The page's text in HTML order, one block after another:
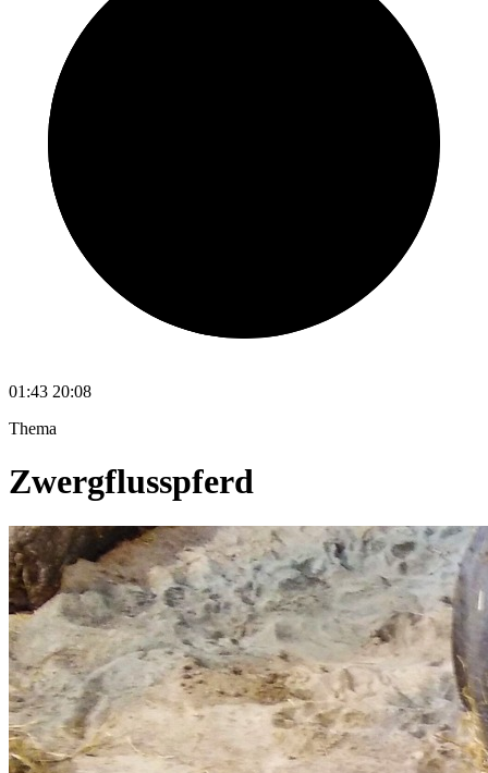
01:43 20:08
Thema
Zwergflusspferd